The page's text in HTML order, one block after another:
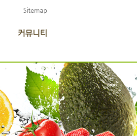
Sitemap
커뮤니티